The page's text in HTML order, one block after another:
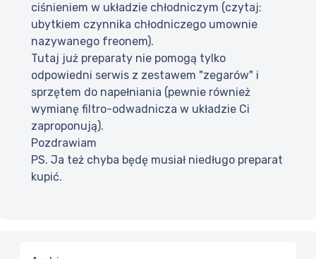
ciśnieniem w układzie chłodniczym (czytaj:
ubytkiem czynnika chłodniczego umownie
nazywanego freonem).
Tutaj już preparaty nie pomogą tylko
odpowiedni serwis z zestawem "zegarów" i
sprzętem do napełniania (pewnie również
wymianę filtro-odwadnicza w układzie Ci
zaproponują).
Pozdrawiam
PS. Ja też chyba będę musiał niedługo preparat
kupić.